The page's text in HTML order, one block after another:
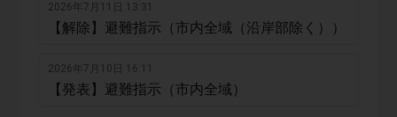
2026年7月11日 13:31
【解除】避難指示（市内全域（沿岸部除く））
2026年7月10日 16:11
【発表】避難指示（市内全域）